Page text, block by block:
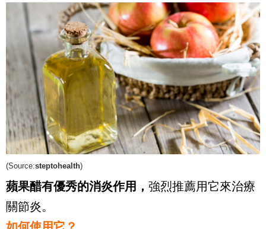
(Source:steptohealth)
蘋果醋有優秀的消炎作用， 強烈推薦用它來治療
關節炎。